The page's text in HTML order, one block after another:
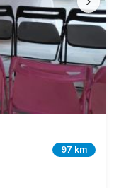
97 km